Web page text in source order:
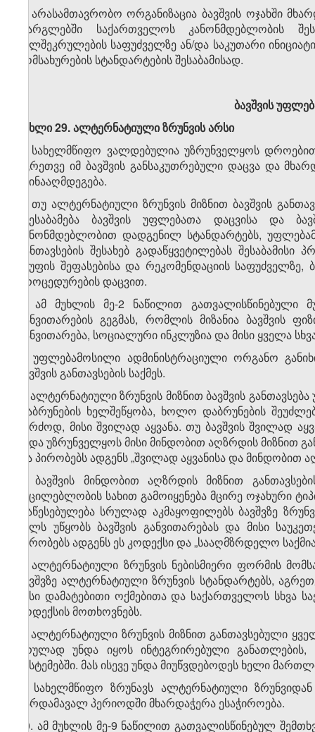
8. არასამთავრობო ორგანიზაცია ბავშვის ოჯახში
ფარგლებში საქართველოს კანონმდებლობის
ხელშეკრულების საფუძველზე ან/და საკუთარი
მომსახურების სტანდარტების შესაბამისად.
ბავშვის
მუხლი 29. ალტერნატიული ზრუნვის არსი
1. სახელმწიფო ვალდებულია უზრუნველყოს
აგრეთვე იმ ბავშვის განსაკუთრებული დაცვა და
ეწინააღმდეგება.
2. თუ ალტერნატიული ზრუნვის მიზნით ბავშვის
შეესაბამება ბავშვის უფლებათა დაცვისა და
კანონმდებლობით დადგენილ სტანდარტებს,
განთავსების შესახებ გადაწყვეტილებას
ჯგუფის შეფასებისა და რეკომენდაციის
პროცედურების დაცვით.
3. ამ მუხლის მე-2 ნაწილით გათვალისწინებული
განვითარების გეგმას, რომლის მიზანია ბავშვის
განვითარება, სოციალური ინკლუზია და მისი ყველა
4. უფლებამოსილი ადმინისტრაციული ორგანო
ბავშვის განთავსების საქმეს.
5. ალტერნატიული ზრუნვის მიზნით ბავშვის
დაბრუნების ხელშეწყობა, ხოლო დაბრუნების
კერძოდ, მისი შვილად აყვანა. თუ ბავშვის შვილად
უნდა უზრუნველყოს მისი მინდობით აღზრდის მიზნით
და პირობებს ადგენს „შვილად აყვანისა და მინდობით
6. ბავშვის მინდობით აღზრდის მიზნით
აუცილებლობის სახით გამოიყენება მცირე ოჯახური
დაწესებულება სრულად აკმაყოფილებს ბავშვზე
ხელს უწყობს ბავშვის განვითარებას და მისი
პირობებს ადგენს ეს კოდექსი და „სააღმზრდელო
7. ალტერნატიული ზრუნვის ნებისმიერი ფორმის
ბავშვზე ალტერნატიული ზრუნვის სტანდარტებს,
მისი დამატებითი ოქმებითა და საქართველოს
კოდექსის მოთხოვნებს.
8. ალტერნატიული ზრუნვის მიზნით განთავსებული
სრულად უნდა იყოს ინტეგრირებული
სისტემებში. მას ისევე უნდა მიუწვდებოდეს ხელი
9. სახელმწიფო ზრუნავს ალტერნატიული
გარდამავალ პერიოდში მხარდაჭერა ესაჭიროება.
10. ამ მუხლის მე-9 ნაწილით გათვალისწინებულ